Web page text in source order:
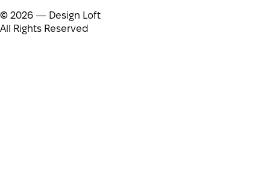
© 2026 — Design Loft
All Rights Reserved